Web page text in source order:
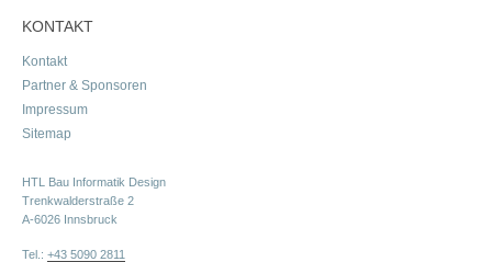
KONTAKT
Kontakt
Partner & Sponsoren
Impressum
Sitemap
HTL Bau Informatik Design
Trenkwalderstraße 2
A-6026 Innsbruck
Tel.: +43 5090 2811